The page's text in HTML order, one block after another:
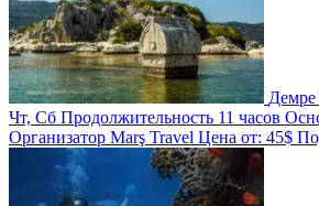
Чт, Сб Продолжительность 11 часов
Организатор Marş Travel Цена от: 45$